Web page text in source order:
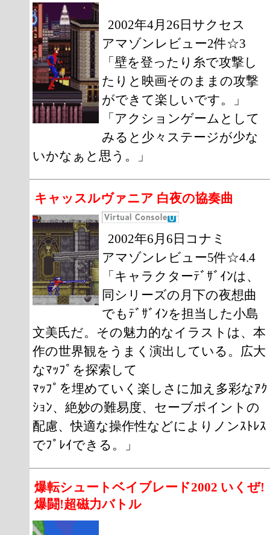
2002年4月26日サクセス
アマゾンレビュー2件☆3
「壁を登ったり糸で攻撃し
たりと映画そのままの攻撃
ができて楽しいです。」
「アクションゲームとして
みると少々ステージが少な
いかなぁと思う。」
キャッスルヴァニア 白夜の協奏曲
2002年6月6日コナミ
アマゾンレビュー5件☆4.4
「キャラクターﾃﾞｻﾞｲﾝは、
同シリーズの月下の夜想曲
でもﾃﾞｻﾞｲﾝを担当した小島
文美氏だ。その魅力的なイラストは、本
作の世界観をうまく演出している。広大
なﾏｯﾌﾟを探索して
ﾏｯﾌﾟを埋めていく楽しさに加え多彩なｱｸ
ｼｮﾝ、絶妙の難易度、セーブポイントの
配慮、快適な操作性などによりノンｽﾄﾚｽ
でﾌﾟﾚｲできる。」
爆転シュートベイブレード2002 いくぜ!
爆闘!超磁力バトル